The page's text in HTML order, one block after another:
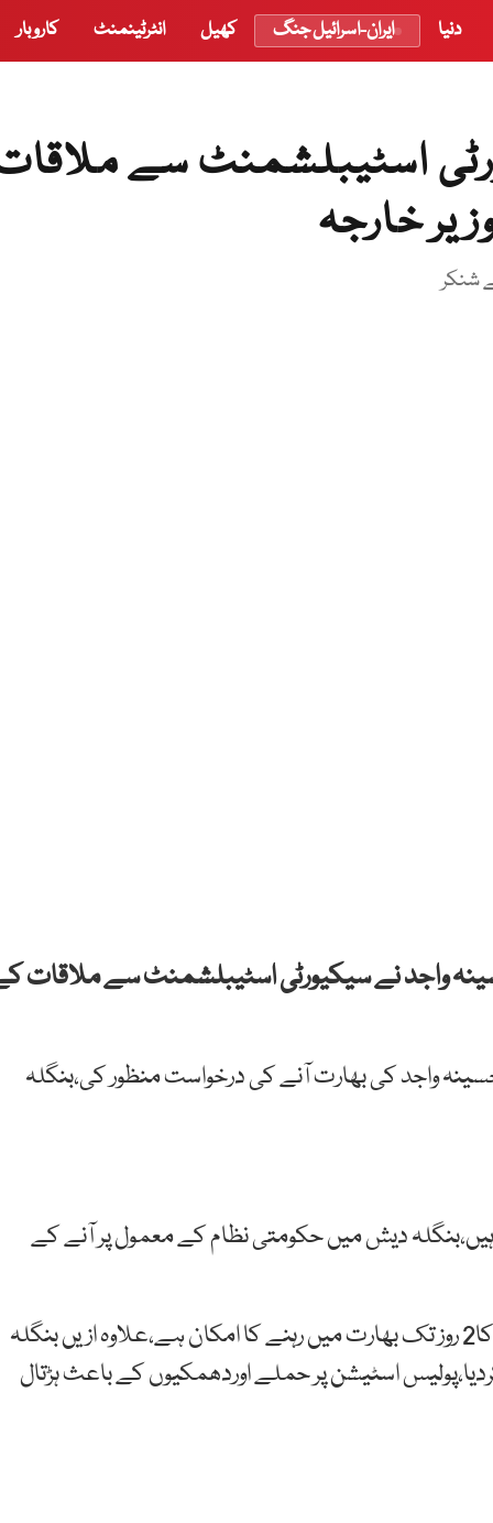
دنیا ایران-اسرائیل جنگ کھیل انٹرٹینمنٹ کاروبار
اسٹیبلشمنٹ سے
خارجہ
شنکر
واجد نے سیکیورٹی اسٹیبلشمنٹ سے ملاقات
واجد کی بھارت آنے کی درخواست منظور کی،بنگلہ
ہیں،بنگلہ دیش میں حکومتی نظام کے معمول پر آنے کے
دوسری جانب بھارتی میڈیا کے مطابق شیخ حسینہ واجد کا2 روز تک بھارت میں رہنے کا امکان ہے،علاوہ ازیں بنگلہ
اسٹیشن پر حملے اوردھمکیوں کے باعث ہڑتال